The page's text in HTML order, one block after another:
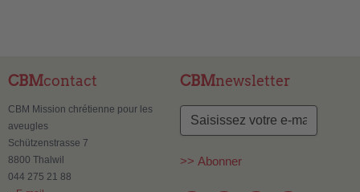
CBMcontact
CBM Mission chrétienne pour les
aveugles
Schützenstrasse 7
8800 Thalwil
044 275 21 88
CBMnewsletter
>> Abonner